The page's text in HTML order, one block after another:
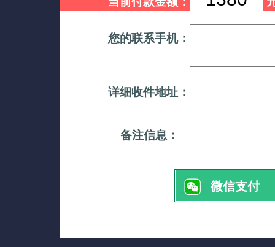
您的联系手机：
详细收件地址：
备注信息：
微信支付